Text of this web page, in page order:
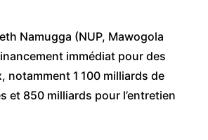
Namugga (NUP, Mawogola
immédiat pour des
notamment 1 100 milliards de
et 850 milliards pour l’entretien